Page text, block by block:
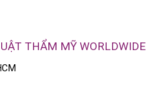
THẨM MỸ WORLDWIDE